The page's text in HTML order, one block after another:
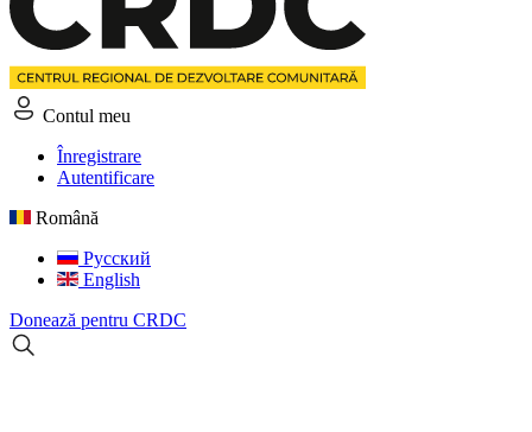
Contul meu
Înregistrare
Autentificare
Română
Русский
English
Donează pentru CRDC